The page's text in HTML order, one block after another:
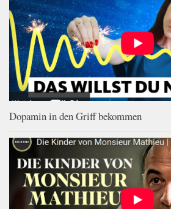
Dopamin in den Griff bekommen